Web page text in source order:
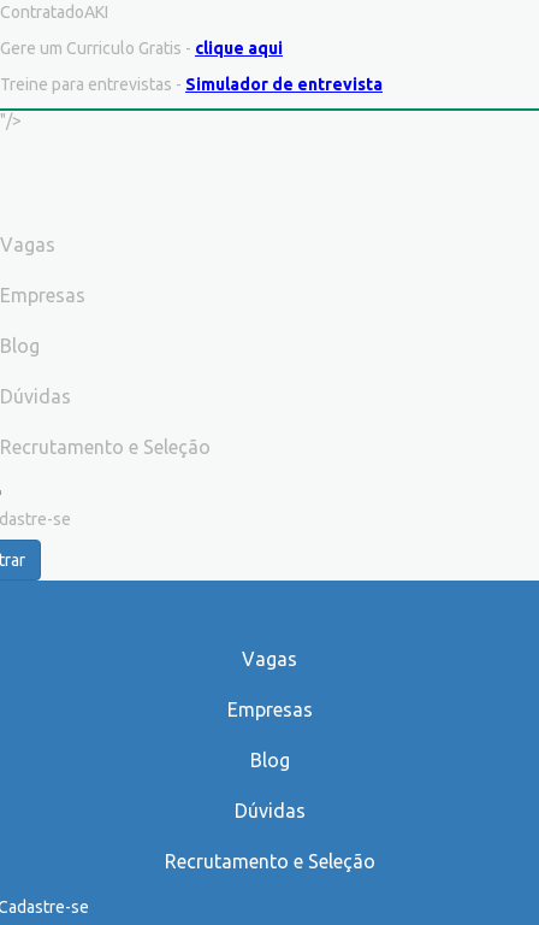
ContratadoAKI
Gere um Curriculo Gratis - clique aqui
Treine para entrevistas - Simulador de entrevista
"/>
Vagas
Empresas
Blog
Dúvidas
Recrutamento e Seleção
se
Vagas
Empresas
Blog
Dúvidas
Recrutamento e Seleção
se